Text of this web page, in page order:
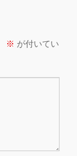
※ が付いてい